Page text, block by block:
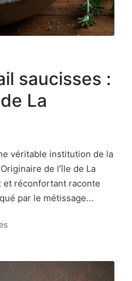
saucisses :
La
véritable institution de la
de l’île de La
et réconfortant raconte
par le métissage…